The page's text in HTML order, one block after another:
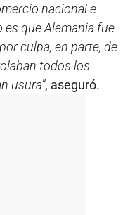
nacional e
es que Alemania fue
culpa, en parte, de
todos los
usura”, aseguró.